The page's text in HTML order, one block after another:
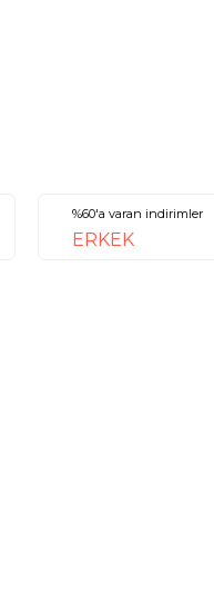
%60'a varan indirimler
ERKEK